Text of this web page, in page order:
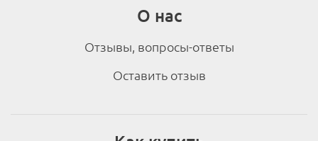
О нас
Отзывы, вопросы-ответы
Оставить отзыв